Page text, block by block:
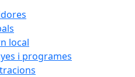
local
i programes